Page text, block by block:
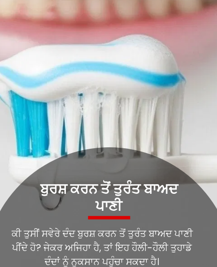
ਕੀ ਤੁਸੀਂ ਸਵੇਰੇ ਦੰਦ ਬੁਰਸ਼ ਕਰਨ ਤੋਂ ਤੁਰੰਤ ਬਾਅਦ ਪਾਣੀ
ਬੁਰਸ਼ ਕਰਨ ਤੋਂ ਤੁਰੰਤ ਬਾਅਦ
ਪਾਣੀ